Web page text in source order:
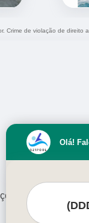
Crime de violação de direito
Olá!